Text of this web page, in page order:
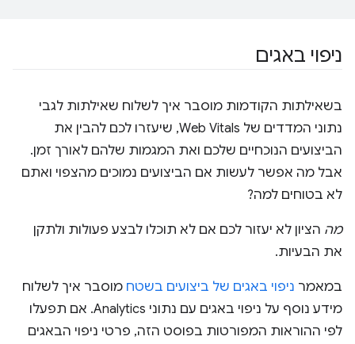
ניפוי באגים
בשאילתות הקודמות מוסבר איך לשלוח שאילתות לגבי
נתוני המדדים של Web Vitals, שיעזרו לכם להבין את
הביצועים הנוכחיים שלכם ואת המגמות שלהם לאורך זמן.
אבל מה אפשר לעשות אם הביצועים נמוכים מהצפוי ואתם
לא בטוחים למה?
מה הציון לא יעזור לכם אם לא תוכלו לבצע פעולות ולתקן
את הבעיות.
במאמר ניפוי באגים של ביצועים בשטח מוסבר איך לשלוח
מידע נוסף על ניפוי באגים עם נתוני Analytics. אם תפעלו
לפי ההוראות המפורטות בפוסט הזה, פרטי ניפוי הבאגים